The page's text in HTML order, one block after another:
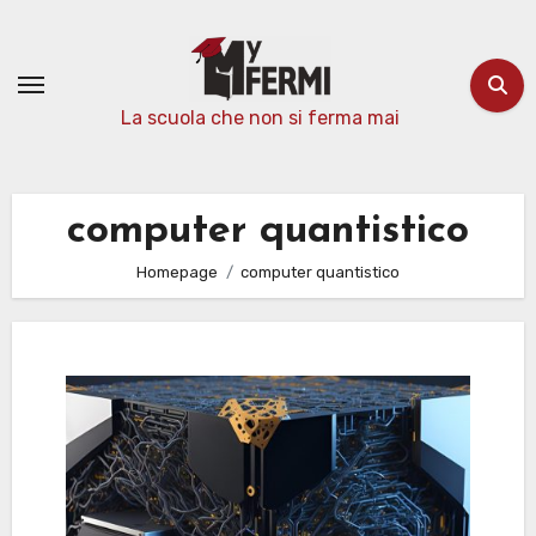
contenuto
La scuola che non si ferma mai
computer quantistico
Homepage computer quantistico